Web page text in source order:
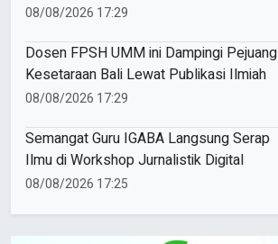
08/08/2026 17:29
Dosen FPSH UMM ini Dampingi Pejuang
Kesetaraan Bali Lewat Publikasi Ilmiah
08/08/2026 17:29
Semangat Guru IGABA Langsung Serap
Ilmu di Workshop Jurnalistik Digital
08/08/2026 17:25